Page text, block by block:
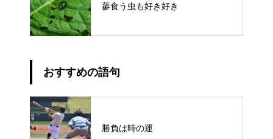
蓼食う虫も好き好き
おすすめの語句
勝負は時の運